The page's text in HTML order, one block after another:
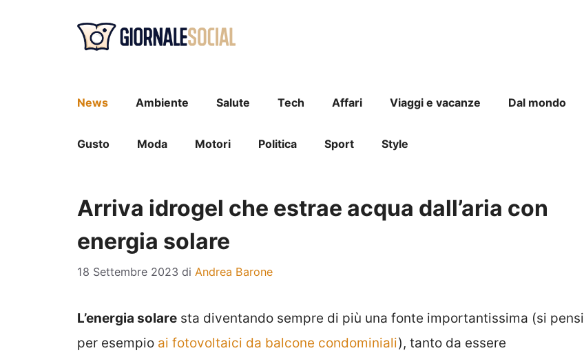
News Ambiente Salute Tech Affari Viaggi e vacanze Dal mondo
Gusto Moda Motori Politica Sport Style
Arriva idrogel che estrae acqua dall’aria con
energia solare
18 Settembre 2023 di Andrea Barone
L’energia solare sta diventando sempre di più una fonte importantissima (si pensi
per esempio ai fotovoltaici da balcone condominiali), tanto da essere